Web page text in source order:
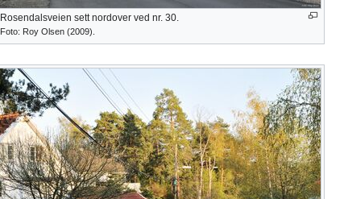
Rosendalsveien sett nordover ved nr. 30.
Foto: Roy Olsen (2009).